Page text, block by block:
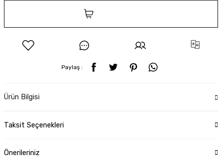
Paylaş :
Ürün Bilgisi
Taksit Seçenekleri
Önerileriniz